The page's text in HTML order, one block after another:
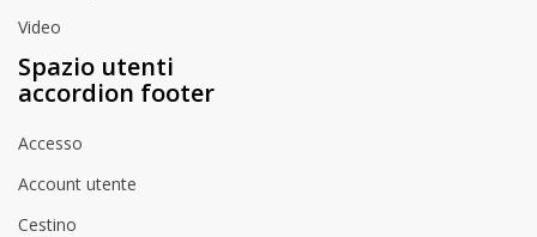
Video
Spazio utenti
accordion footer
Accesso
Account utente
Cestino